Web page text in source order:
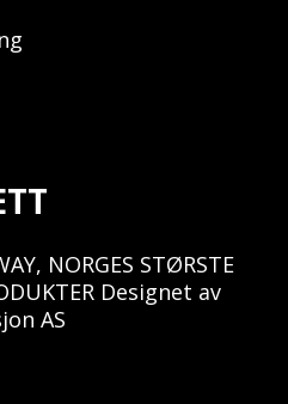
NORGES STØRSTE
Designet av
AS